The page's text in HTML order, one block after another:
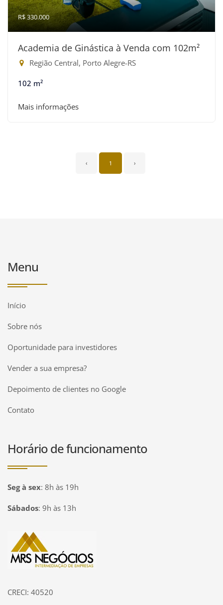
R$ 330.000
Academia de Ginástica à Venda com 102m²
Região Central, Porto Alegre-RS
102 m²
Mais informações
‹ 1 ›
Menu
Início
Sobre nós
Oportunidade para investidores
Vender a sua empresa?
Depoimento de clientes no Google
Contato
Horário de funcionamento
Seg à sex: 8h às 19h
Sábados: 9h às 13h
Página inicial
CRECI: 40520